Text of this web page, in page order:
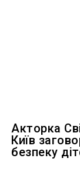
Акторка
Київ
безпеку